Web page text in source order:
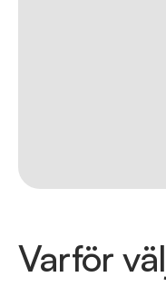
Varför